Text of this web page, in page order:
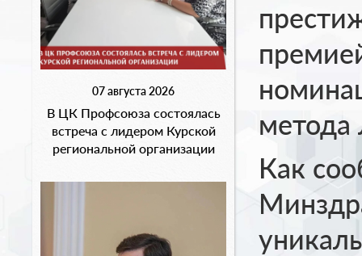
07 августа 2026
В ЦК Профсоюза состоялась
встреча с лидером Курской
региональной организации
метода
Как